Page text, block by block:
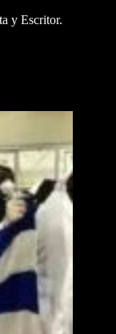
y Escritor.